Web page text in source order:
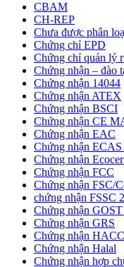
CBAM
CH-REP
Chưa được phân
Chứng chỉ EPD
Chứng chỉ quản lý
Chứng nhận – đào
Chứng nhận 14044
Chứng nhận ATEX
Chứng nhận BSCI
Chứng nhận CE
Chứng nhận EAC
Chứng nhận
Chứng nhận
Chứng nhận FCC
Chứng nhận FSC/
chứng nhận FSSC
Chứng nhận GOST
Chứng nhận GRS
Chứng nhận
Chứng nhận Halal
Chứng nhận hợp